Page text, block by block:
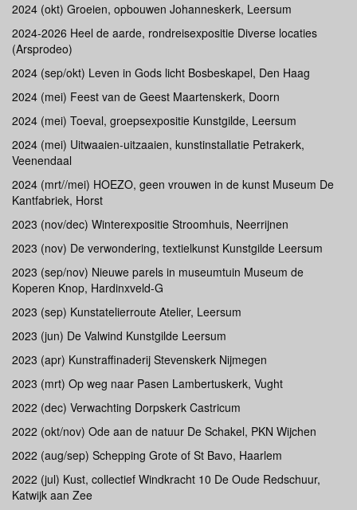
2024 (okt) Groeien, opbouwen Johanneskerk, Leersum
2024-2026 Heel de aarde, rondreisexpositie Diverse locaties
(Arsprodeo)
2024 (sep/okt) Leven in Gods licht Bosbeskapel, Den Haag
2024 (mei) Feest van de Geest Maartenskerk, Doorn
2024 (mei) Toeval, groepsexpositie Kunstgilde, Leersum
2024 (mei) Uitwaaien-uitzaaien, kunstinstallatie Petrakerk,
Veenendaal
2024 (mrt//mei) HOEZO, geen vrouwen in de kunst Museum De
Kantfabriek, Horst
2023 (nov/dec) Winterexpositie Stroomhuis, Neerrijnen
2023 (nov) De verwondering, textielkunst Kunstgilde Leersum
2023 (sep/nov) Nieuwe parels in museumtuin Museum de
Koperen Knop, Hardinxveld-G
2023 (sep) Kunstatelierroute Atelier, Leersum
2023 (jun) De Valwind Kunstgilde Leersum
2023 (apr) Kunstraffinaderij Stevenskerk Nijmegen
2023 (mrt) Op weg naar Pasen Lambertuskerk, Vught
2022 (dec) Verwachting Dorpskerk Castricum
2022 (okt/nov) Ode aan de natuur De Schakel, PKN Wijchen
2022 (aug/sep) Schepping Grote of St Bavo, Haarlem
2022 (jul) Kust, collectief Windkracht 10 De Oude Redschuur,
Katwijk aan Zee